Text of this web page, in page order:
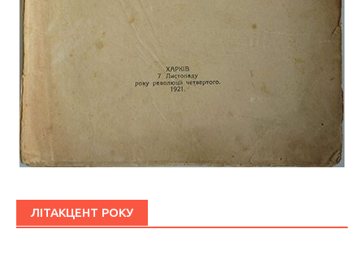
ЛІТАКЦЕНТ РОКУ